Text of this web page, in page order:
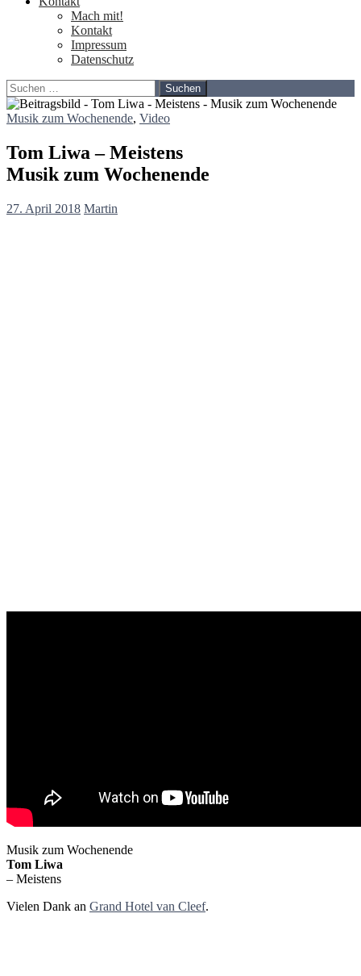
Mach mit!
Kontakt
Impressum
Datenschutz
Suchen
nach:
Musik zum Wochenende, Video
Tom Liwa – Meistens
Musik zum Wochenende
27. April 2018 Martin
Musik zum Wochenende
Tom Liwa
– Meistens
Vielen Dank an Grand Hotel van Cleef.